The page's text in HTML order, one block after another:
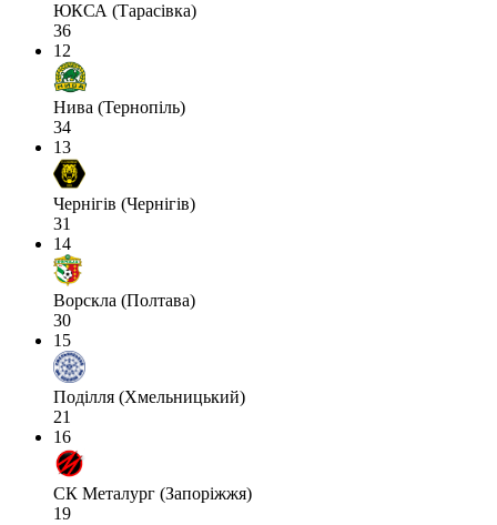
ЮКСА (Тарасівка)
36
12
Нива (Тернопіль)
34
13
Чернігів (Чернігів)
31
14
Ворскла (Полтава)
30
15
Поділля (Хмельницький)
21
16
СК Металург (Запоріжжя)
19